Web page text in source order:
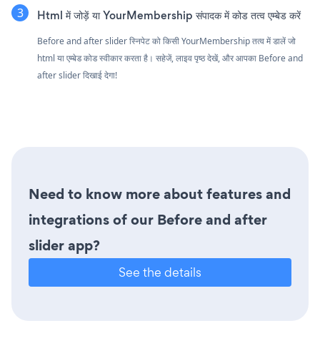
Html में जोड़ें या YourMembership संपादक में कोड तत्व एम्बेड करें
Before and after slider स्निपेट को किसी YourMembership तत्व में डालें जो
html या एम्बेड कोड स्वीकार करता है। सहेजें, लाइव पृष्ठ देखें, और आपका Before and
after slider दिखाई देगा!
Need to know more about features and
integrations of our Before and after
slider app?
See the details